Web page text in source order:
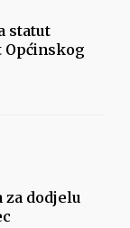
statut
za dodjelu